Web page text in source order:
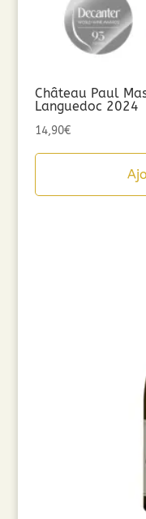
Château Paul
Languedoc 2024
14,90€